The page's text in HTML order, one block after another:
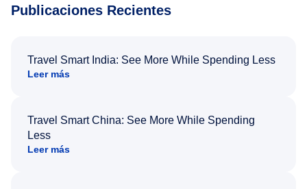
Publicaciones Recientes
Travel Smart India: See More While Spending Less
Leer más
Travel Smart China: See More While Spending
Less
Leer más